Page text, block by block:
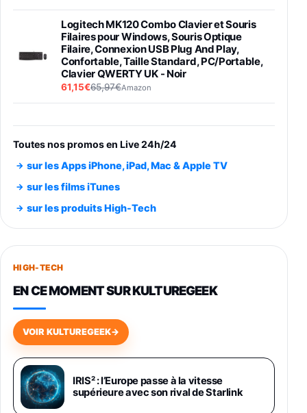
Logitech MK120 Combo Clavier et Souris
Filaires pour Windows, Souris Optique
Filaire, Connexion USB Plug And Play,
Confortable, Taille Standard, PC/Portable,
Clavier QWERTY UK - Noir
61,15€65,97€Amazon
entraénement direct 3 vitesses (33-45-78
trs/min) avec pre-ampli intégré et port USB
Smartphone SAMSUNG Galaxy S26 Ultra
891,99€1199€Fnac (Vendeur Tiers)
Smartphone SAMSUNG Galaxy S26+ Violet
749,99€
648,63€834,71€
Samsung Galaxy Miracle Ultra, Smartphone
Android 5G avec Galaxy AI, 512 Go,
Chargeur Secteur Rapide 25W Inclus,
Smartphone déverrouillé, Noir, Version FR
1019€
Toutes nos promos en Live 24h/24
sur les Apps iPhone, iPad, Mac & Apple TV
sur les films iTunes
sur les produits High-Tech
HIGH-TECH
EN CE MOMENT SUR KULTUREGEEK
VOIR KULTUREGEEK→
IRIS² : l’Europe passe à la vitesse
supérieure avec son rival de Starlink